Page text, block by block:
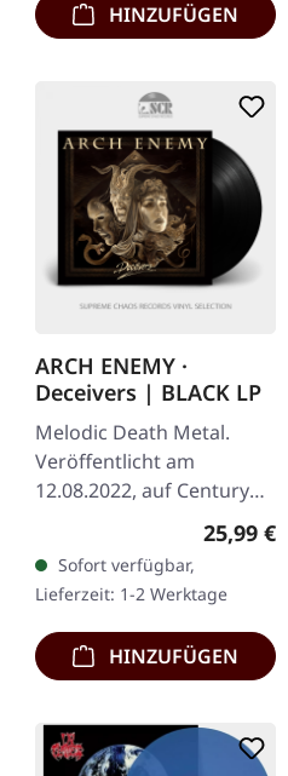
HINZUFÜGEN
ARCH ENEMY ·
Deceivers | BLACK LP
Melodic Death Metal.
Veröffentlicht am
12.08.2022, auf Century
Schwarzes Vinyl. Arch
Enemy kehren mit einer
weiteren
elektrisierenden…
25,99 €
Sofort verfügbar,
Lieferzeit: 1-2 Werktage
HINZUFÜGEN